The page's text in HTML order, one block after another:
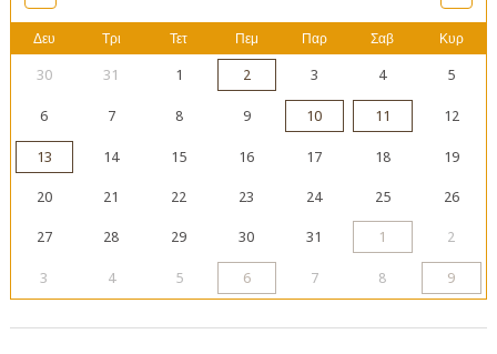
Δευ Τρι Τετ Πεμ Παρ Σαβ Κυρ
30 31 1 2 3 4 5
6 7 8 9 10 11 12
13 14 15 16 17 18 19
20 21 22 23 24 25 26
27 28 29 30 31 1 2
3 4 5 6 7 8 9